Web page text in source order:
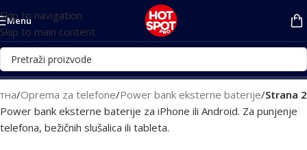
Skip to navigation
Skip to main content
Menu
/Oprema za telefone/Power bank eksterne baterije/Strana 2
Power bank eksterne baterije za iPhone ili Android. Za punjenje
telefona, bežičnih slušalica ili tableta.